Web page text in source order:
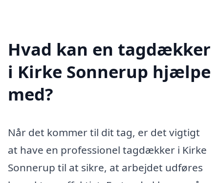
Hvad kan en tagdækker
i Kirke Sonnerup hjælpe
med?
Når det kommer til dit tag, er det vigtigt
at have en professionel tagdækker i Kirke
Sonnerup til at sikre, at arbejdet udføres